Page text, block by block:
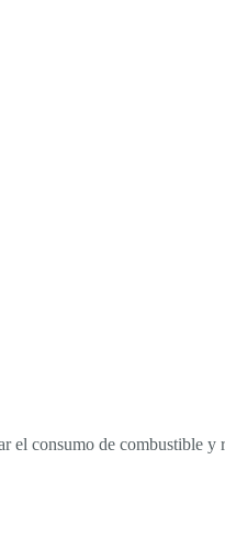
consumo de combustible y